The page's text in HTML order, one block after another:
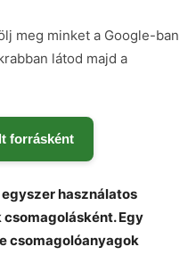
meg minket a Google-ban
látod majd a
forrásként
használatos
Egy
csomagolóanyagok